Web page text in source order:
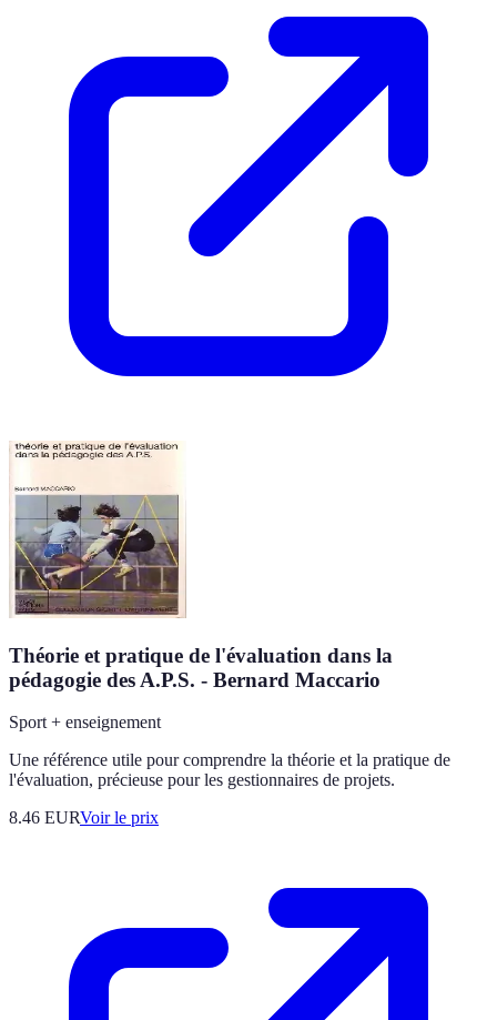
Théorie et pratique de l'évaluation dans la
pédagogie des A.P.S. - Bernard Maccario
Sport + enseignement
Une référence utile pour comprendre la théorie et la pratique de
l'évaluation, précieuse pour les gestionnaires de projets.
8.46 EURVoir le prix